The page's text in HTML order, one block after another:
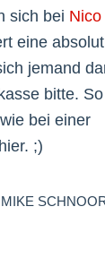
sich bei
eine
jemand
bitte.
bei einer
;)
MIKE